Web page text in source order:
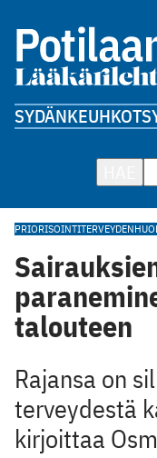
SYDÄNKEUHKOT
PRIORISOINTI
talouteen
Rajansa on
terveydestä
kirjoittaa